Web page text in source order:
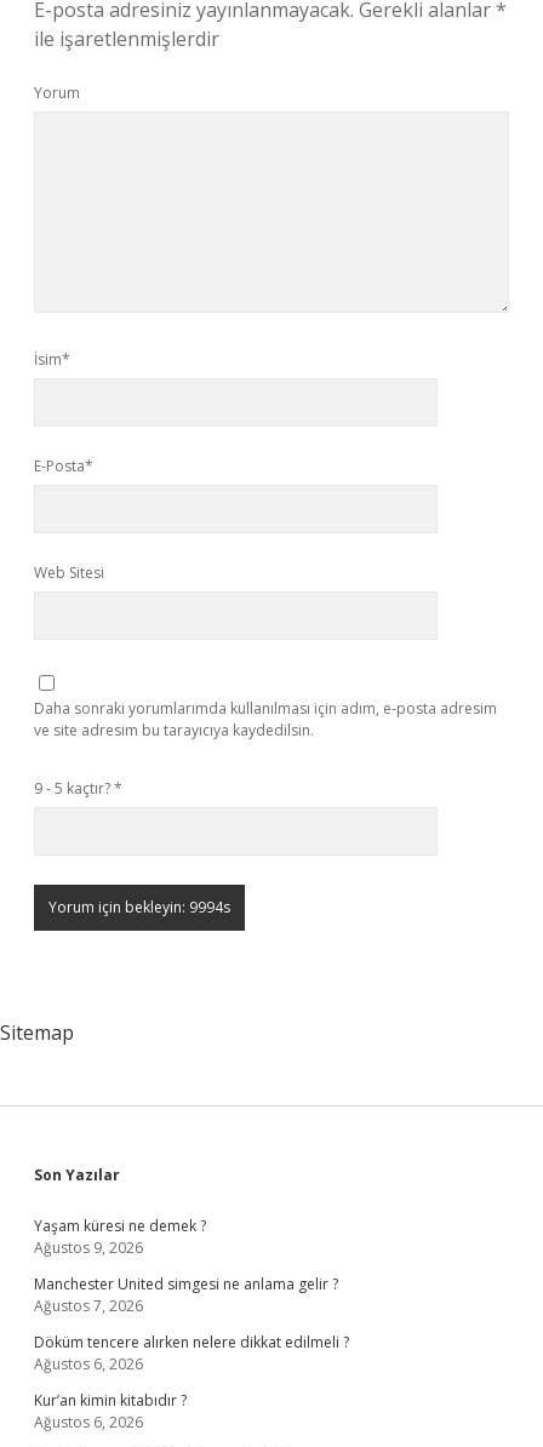
E-posta adresiniz yayınlanmayacak. Gerekli alanlar*
ile işaretlenmişlerdir
Yorum
İsim*
E-Posta*
Web Sitesi
Daha sonraki yorumlarımda kullanılması için adım, e-posta adresim
ve site adresim bu tarayıcıya kaydedilsin.
9 - 5 kaçtır?*
Sitemap
Sidebar
Son Yazılar
Yaşam küresi ne demek ?
Ağustos 9, 2026
Manchester United simgesi ne anlama gelir ?
Ağustos 7, 2026
Döküm tencere alırken nelere dikkat edilmeli ?
Ağustos 6, 2026
Kur’an kimin kitabıdır ?
Ağustos 6, 2026